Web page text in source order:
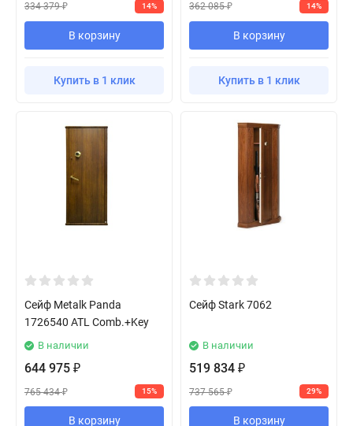
334 379₽ 14%
В корзину
Купить в 1 клик
362 085₽ 14%
В корзину
Купить в 1 клик
Сейф Metalk Panda
1726540 ATL Comb.+Key
В наличии
644 975 ₽
765 434₽ 15%
В корзину
Сейф Stark 7062
В наличии
519 834 ₽
737 565₽ 29%
В корзину